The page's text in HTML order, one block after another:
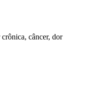
câncer, dor